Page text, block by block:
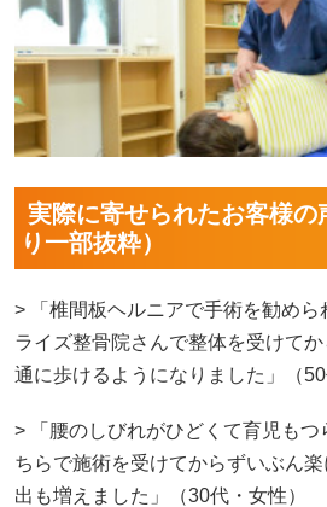
実際に寄せられたお客様の
り一部抜粋）
> 「椎間板ヘルニアで手術を勧め
ライズ整骨院さんで整体を受けて
通に歩けるようになりました」（50
> 「腰のしびれがひどくて育児もつ
ちらで施術を受けてからずいぶん
出も増えました」（30代・女性）